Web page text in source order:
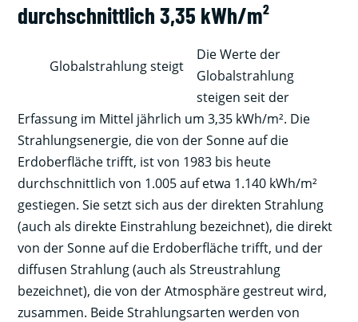
durchschnittlich 3,35 kWh/m²
Die Werte der
Globalstrahlung
steigen seit der
Erfassung im Mittel jährlich um 3,35 kWh/m². Die
Strahlungsenergie, die von der Sonne auf die
Erdoberfläche trifft, ist von 1983 bis heute
durchschnittlich von 1.005 auf etwa 1.140 kWh/m²
gestiegen. Sie setzt sich aus der direkten Strahlung
(auch als direkte Einstrahlung bezeichnet), die direkt
von der Sonne auf die Erdoberfläche trifft, und der
diffusen Strahlung (auch als Streustrahlung
bezeichnet), die von der Atmosphäre gestreut wird,
zusammen. Beide Strahlungsarten werden von